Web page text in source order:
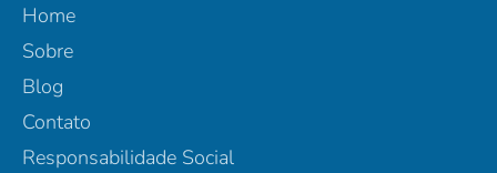
Home
Sobre
Blog
Contato
Responsabilidade Social